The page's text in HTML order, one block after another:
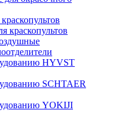
краскопультов
HYVST
SCHTAER
YOKIJI